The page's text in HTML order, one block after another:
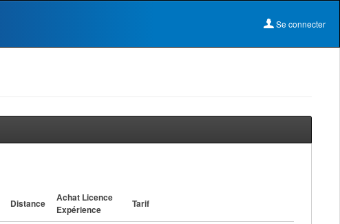
Se connecter
Distance
Achat Licence
Expérience
Tarif